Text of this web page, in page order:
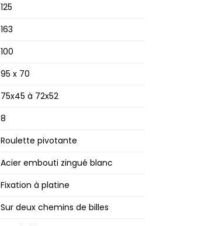
125​
163​
100​
95​ x 70​
75​x45​ à 72​x52​
8​
Roulette pivotante
Acier embouti zingué blanc
Fixation à platine
Sur deux chemins de billes